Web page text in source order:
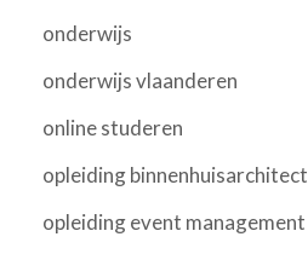
onderwijs
onderwijs vlaanderen
online studeren
opleiding binnenhuisarchitect
opleiding event management